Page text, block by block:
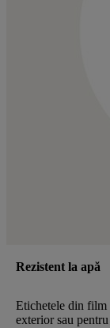
Rezistent la apă
Etichetele din film
exterior sau